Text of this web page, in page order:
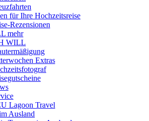
für Ihre Hochzeitsreise
Rezensionen
mehr
WILL
Extras
Lagoon Travel
Ausland